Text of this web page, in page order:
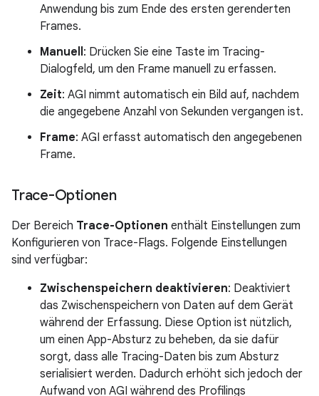
Anwendung bis zum Ende des ersten gerenderten
Frames.
Manuell: Drücken Sie eine Taste im Tracing-
Dialogfeld, um den Frame manuell zu erfassen.
Zeit: AGI nimmt automatisch ein Bild auf, nachdem
die angegebene Anzahl von Sekunden vergangen ist.
Frame: AGI erfasst automatisch den angegebenen
Frame.
Trace-Optionen
Der Bereich Trace-Optionen enthält Einstellungen zum
Konfigurieren von Trace-Flags. Folgende Einstellungen
sind verfügbar:
Zwischenspeichern deaktivieren: Deaktiviert
das Zwischenspeichern von Daten auf dem Gerät
während der Erfassung. Diese Option ist nützlich,
um einen App-Absturz zu beheben, da sie dafür
sorgt, dass alle Tracing-Daten bis zum Absturz
serialisiert werden. Dadurch erhöht sich jedoch der
Aufwand von AGI während des Profilings